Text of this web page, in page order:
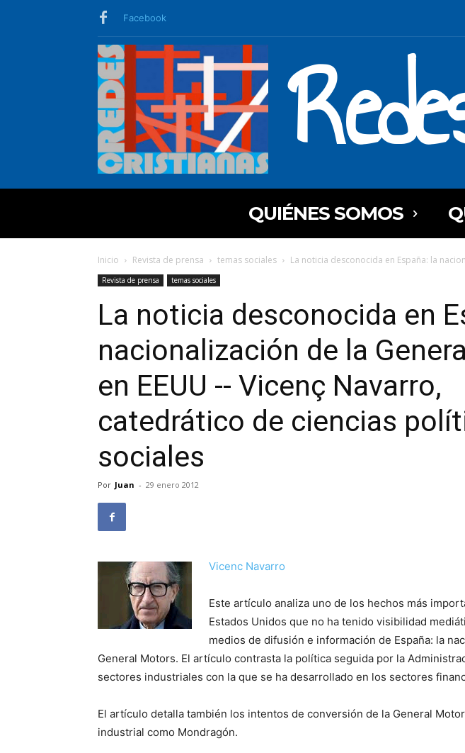
Facebook
QUIÉNES SOMOS
Inicio Revista de prensa temas sociales La noticia desconocida en España: la
Revista de prensa temas sociales
La noticia desconocida en
nacionalización de la
en EEUU -- Vicenç Navarro,
catedrático de ciencias
sociales
Por Juan - 29 enero 2012
Vicenc Navarro
Este artículo analiza uno de los hechos más
Estados Unidos que no ha tenido visibilidad
medios de difusión e información de España: la
General Motors. El artículo contrasta la política seguida por la
sectores industriales con la que se ha desarrollado en los sectores
El artículo detalla también los intentos de conversión de la General
industrial como Mondragón.